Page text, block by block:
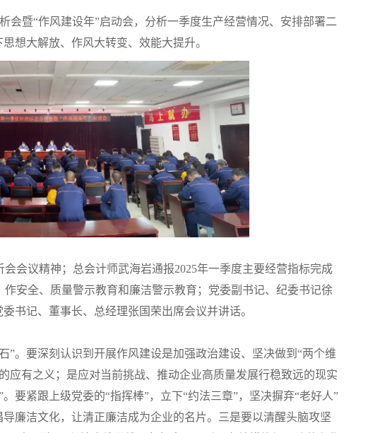
会暨“作风建设年”启动会，分析一季度生产经营情况、安排部署二
想大解放、作风大转变、效能大提升。
会议精神；总会计师武海岩通报2025年一季度主要经营指标完成
安全、质量警示教育和廉洁警示教育；党委副书记、纪委书记徐
书记、董事长、总经理张国荣出席会议并讲话。
”。要深刻认识到开展作风建设是加强政治建设、坚决做到“两个维
应有之义；是应对当前挑战、推动企业高质量发展行稳致远的现实
要紧跟上级党委的“指挥棒”，立下“约法三章”，坚决摒弃“老好人”
廉洁文化，让清正廉洁成为企业的名片。三是要以清醒头脑攻坚